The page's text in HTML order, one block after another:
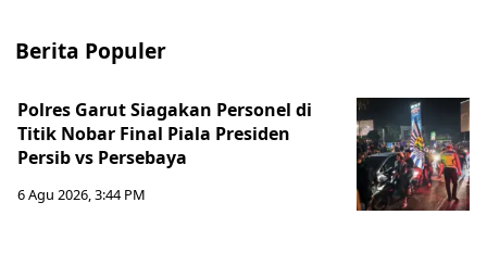
Berita Populer
Polres Garut Siagakan Personel di
Titik Nobar Final Piala Presiden
Persib vs Persebaya
6 Agu 2026, 3:44 PM